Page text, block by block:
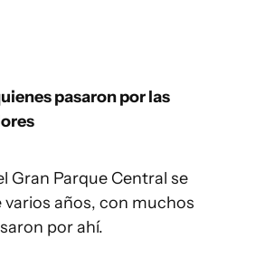
pasaron por las
Gran Parque Central se
años, con muchos
por ahí.